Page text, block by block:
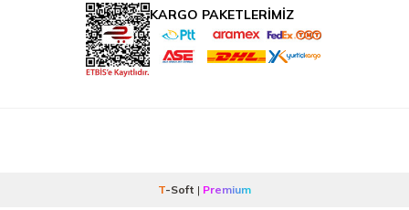
KARGO PAKETLERİMİZ
T-Soft | Premium